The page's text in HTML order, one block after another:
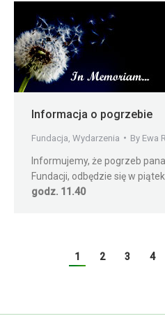
Informacja o pogrzebie
Fundacja Wydarzenia By Ewa
Informujemy, że pogrzeb
Fundacji, odbędzie się w
godz. 11.40
1 2 3 4